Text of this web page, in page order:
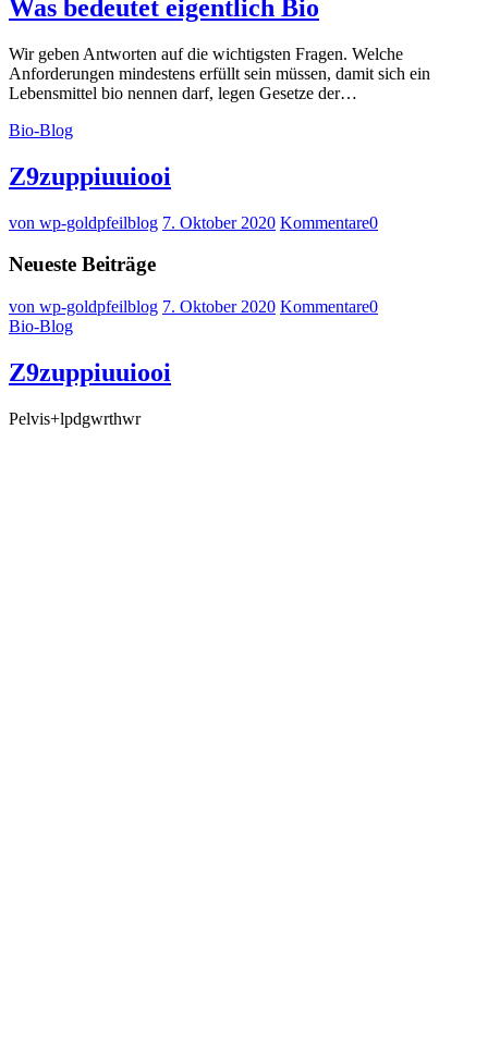
Was bedeutet eigentlich Bio
Wir geben Antworten auf die wichtigsten Fragen. Welche
Anforderungen mindestens erfüllt sein müssen, damit sich ein
Lebensmittel bio nennen darf, legen Gesetze der…
Bio-Blog
Z9zuppiuuiooi
von wp-goldpfeilblog 7. Oktober 2020 Kommentare0
Neueste Beiträge
von wp-goldpfeilblog 7. Oktober 2020 Kommentare0
Bio-Blog
Z9zuppiuuiooi
Pelvis+lpdgwrthwr